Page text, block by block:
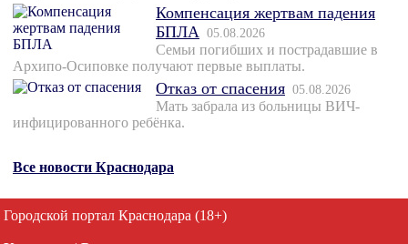
Компенсация жертвам падения
БПЛА 05.08.2026
Семьи погибших и пострадавшие в
Архипо-Осиповке получают первые выплаты.
Отказ от спасения 05.08.2026
Мать забрала из больницы ВИЧ-
инфицированного ребёнка.
Все новости Краснодара
Городской портал Краснодара (18+)